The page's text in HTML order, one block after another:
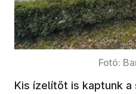
Fotó:
Kis ízelítőt is kaptunk a